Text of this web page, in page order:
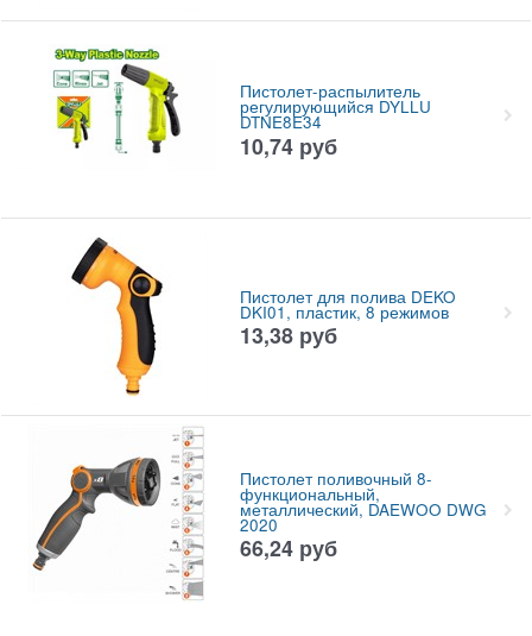
Пистолет-распылитель
регулирующийся DYLLU
DTNE8E34
10,74 руб
Пистолет для полива DEKO
DKI01, пластик, 8 режимов
13,38 руб
Пистолет поливочный 8-
функциональный,
металлический, DAEWOO DWG
2020
66,24 руб